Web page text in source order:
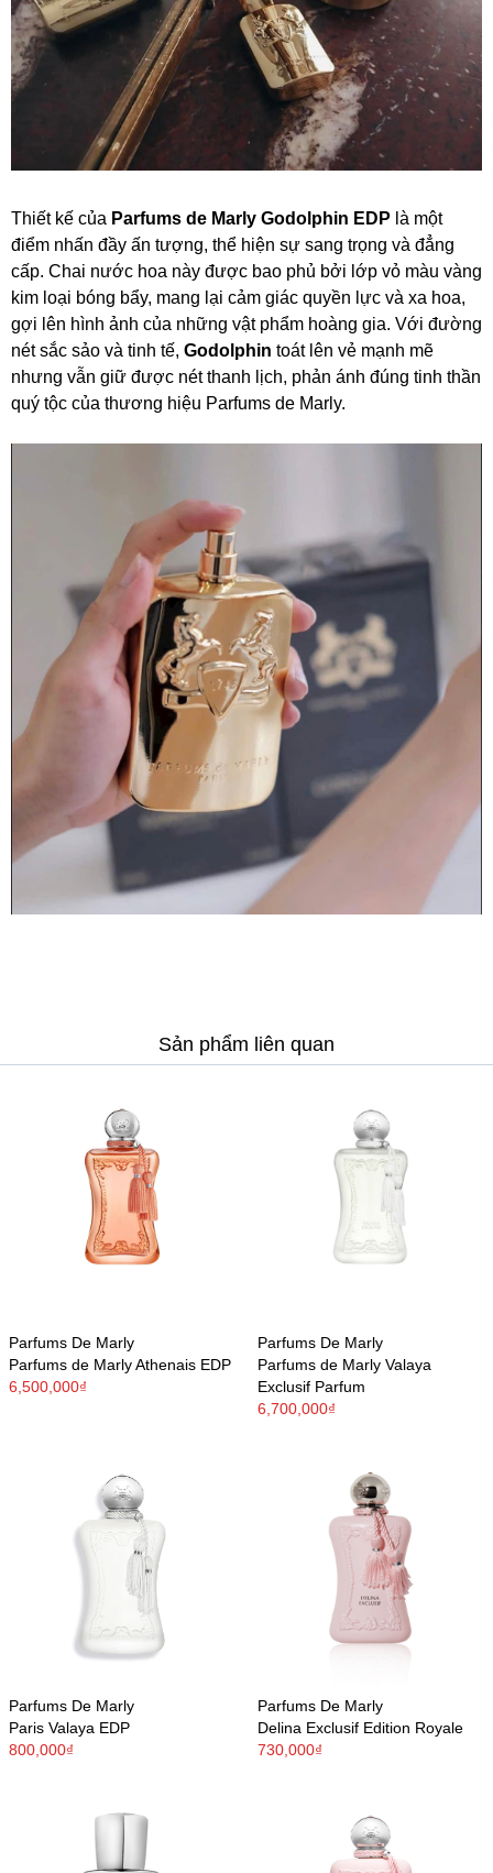
Thiết kế của Parfums de Marly Godolphin EDP là một
điểm nhấn đầy ấn tượng, thể hiện sự sang trọng và đẳng
cấp. Chai nước hoa này được bao phủ bởi lớp vỏ màu vàng
kim loại bóng bẩy, mang lại cảm giác quyền lực và xa hoa,
gợi lên hình ảnh của những vật phẩm hoàng gia. Với đường
nét sắc sảo và tinh tế, Godolphin toát lên vẻ mạnh mẽ
nhưng vẫn giữ được nét thanh lịch, phản ánh đúng tinh thần
quý tộc của thương hiệu Parfums de Marly.
Sản phẩm liên quan
Parfums De Marly
Parfums de Marly Athenais EDP
6,500,000₫
Parfums De Marly
Parfums de Marly Valaya
Exclusif Parfum
6,700,000₫
Parfums De Marly
Paris Valaya EDP
800,000₫
Parfums De Marly
Delina Exclusif Edition Royale
730,000₫